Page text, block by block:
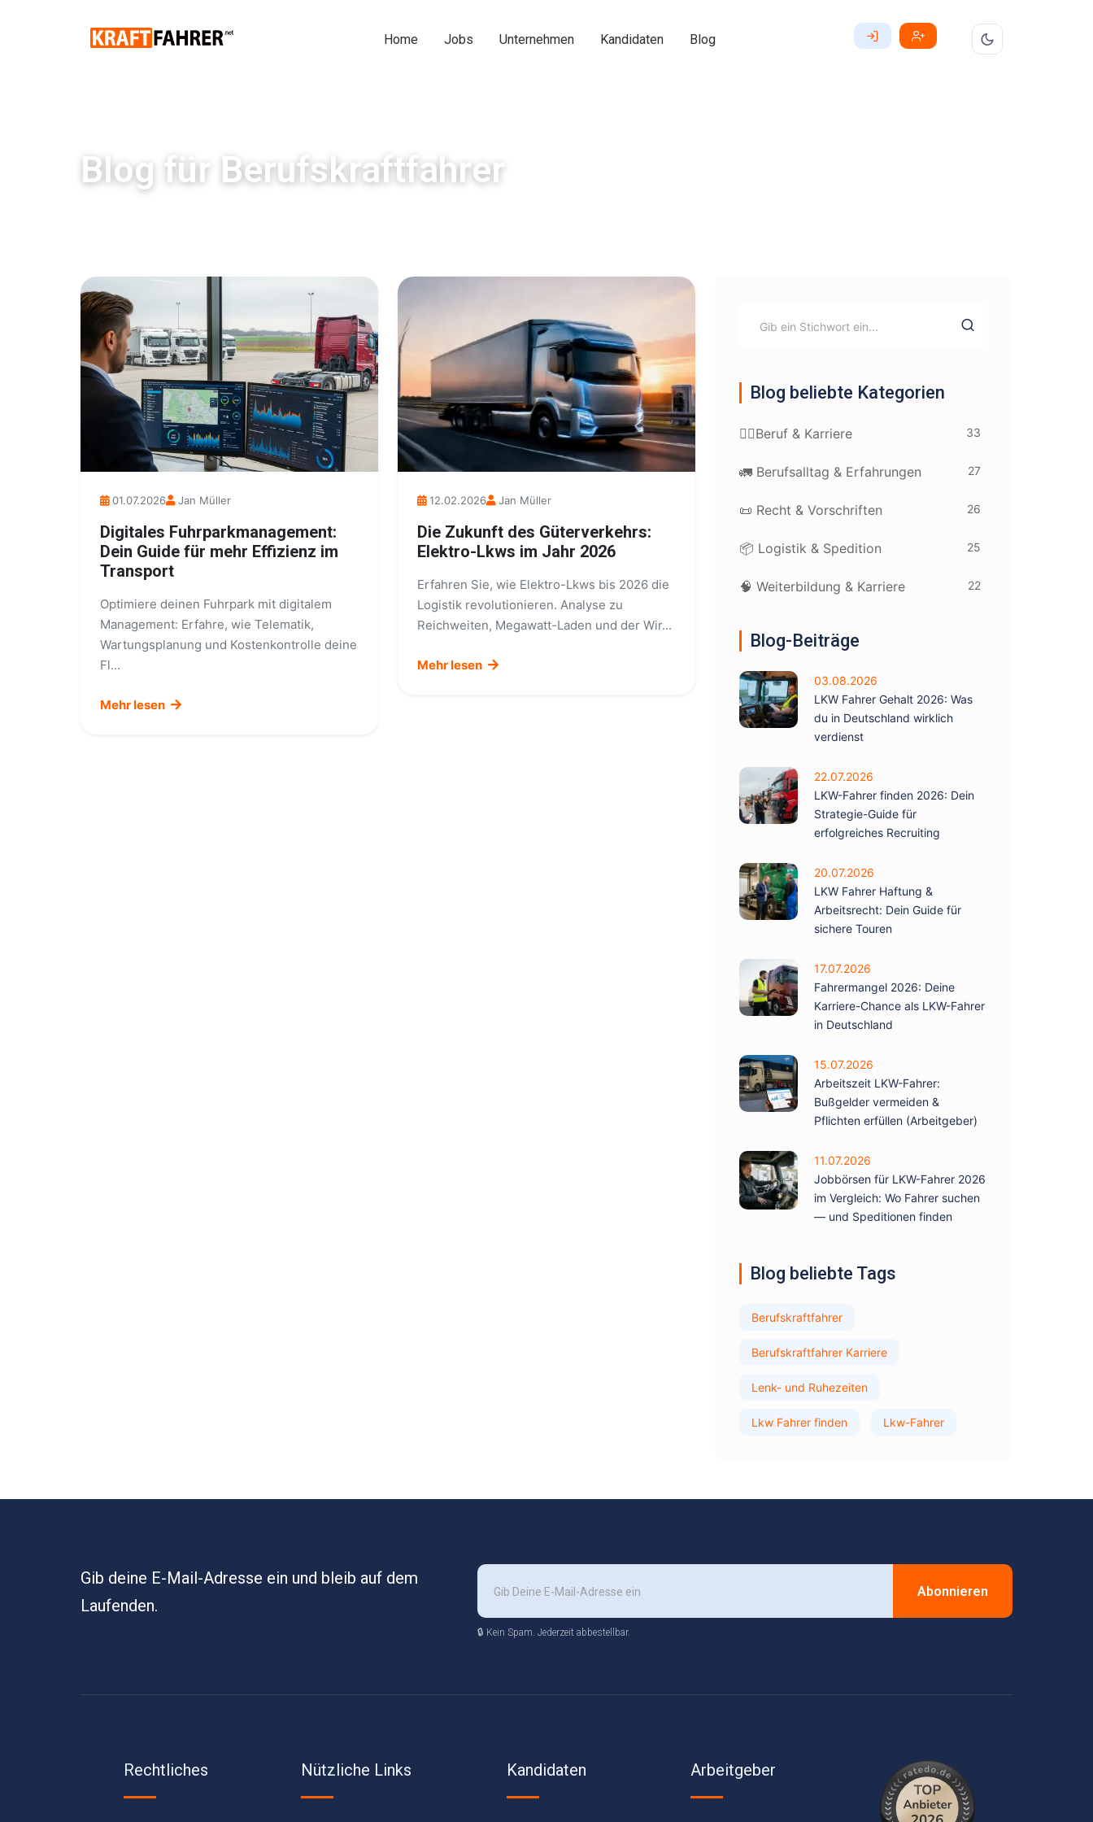
Home Jobs Unternehmen Kandidaten Blog
Blog für Berufskraftfahrer
01.07.2026 Jan Müller
Digitales Fuhrparkmanagement:
Dein Guide für mehr Effizienz im
Transport
Optimiere deinen Fuhrpark mit digitalem
Management: Erfahre, wie Telematik,
Wartungsplanung und Kostenkontrolle deine
Fl...
Mehr lesen
12.02.2026 Jan Müller
Die Zukunft des Güterverkehrs:
Elektro-Lkws im Jahr 2026
Erfahren Sie, wie Elektro-Lkws bis 2026 die
Logistik revolutionieren. Analyse zu
Reichweiten, Megawatt-Laden und der Wir...
Mehr lesen
Blog beliebte Kategorien
👷‍♂️Beruf & Karriere 33
🚛 Berufsalltag & Erfahrungen 27
📜 Recht & Vorschriften 26
📦 Logistik & Spedition 25
🧠 Weiterbildung & Karriere 22
Blog-Beiträge
03.08.2026
LKW Fahrer Gehalt 2026: Was
du in Deutschland wirklich
verdienst
22.07.2026
LKW-Fahrer finden 2026: Dein
Strategie-Guide für
erfolgreiches Recruiting
20.07.2026
LKW Fahrer Haftung &
Arbeitsrecht: Dein Guide für
sichere Touren
17.07.2026
Fahrermangel 2026: Deine
Karriere-Chance als LKW-Fahrer
in Deutschland
15.07.2026
Arbeitszeit LKW-Fahrer:
Bußgelder vermeiden &
Pflichten erfüllen (Arbeitgeber)
11.07.2026
Jobbörsen für LKW-Fahrer 2026
im Vergleich: Wo Fahrer suchen
— und Speditionen finden
Blog beliebte Tags
Berufskraftfahrer
Berufskraftfahrer Karriere
Lenk- und Ruhezeiten
Lkw Fahrer finden Lkw-Fahrer
Gib deine E-Mail-Adresse ein und bleib auf dem
Laufenden.
Abonnieren
🔒 Kein Spam. Jederzeit abbestellbar.
Rechtliches Nützliche Links Kandidaten Arbeitgeber